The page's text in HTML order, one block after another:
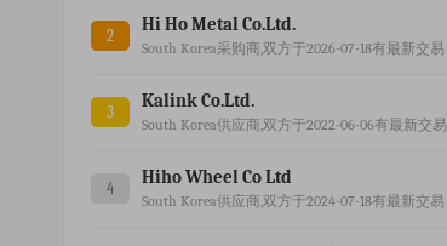
2
Hi Ho Metal Co.ltd.
South Korea采购商,双方于2026-07-18有最新交易
3
Kalink Co.ltd.
South Korea供应商,双方于2022-06-06有最新交易
4
Hiho Wheel Co Ltd
South Korea供应商,双方于2024-07-18有最新交易